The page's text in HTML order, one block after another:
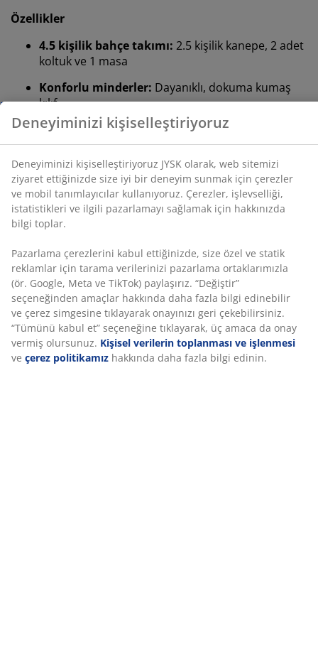
Özellikler
4.5 kişilik bahçe takımı: 2.5 kişilik kanepe, 2 adet
koltuk ve 1 masa
Konforlu minderler: Dayanıklı, dokuma kumaş
kılıf
Seramik masa üstü:Çizilmelere, lekelere ve ısıya
karşı dayanıklı
Çelik çerçeve:Sağlam ve dayanıklı
Yıkanabilir kılıf:Minder kılıfı çıkarılabilir ve
30°C’de yıkanabilir
Bahçe takımı, 2.5 kişilik bir kanepe, 2 adet koltuk ve 1
adet bahçe masasından oluşur. Uyumlu bahçe
mobilyaları, 4.5 kişiyi rahatlıkla ağırlayabilir.
Konforlu minderler
Dahil olan oturma ve sırt minderleri yüksek konfor
sunarak keyifle dinlenmenizi sağlar. Minderler,
aşınmaya karşı dayanıklı dokuma bir kumaşla kaplıdır.
Deneyiminizi kişiselleştiriyoruz
Deneyiminizi kişiselleştiriyoruz JYSK olarak, web
sitemizi ziyaret ettiğinizde size iyi bir deneyim sunmak
için çerezler ve mobil tanımlayıcılar kullanıyoruz.
sağlamak için hakkınızda bilgi toplar.
Pazarlama çerezlerini kabul ettiğinizde, size özel ve
statik reklamlar için tarama verilerinizi pazarlama
ortaklarımızla (ör. Google, Meta ve TikTok) paylaşırız.
“Değiştir” seçeneğinden amaçlar hakkında daha fazla
bilgi edinebilir ve çerez simgesine tıklayarak onayınızı
geri çekebilirsiniz. “Tümünü kabul et” seçeneğine
tıklayarak, üç amaca da onay vermiş olursunuz. Kişisel
verilerin toplanması ve işlenmesiveçerez politikamız
hakkında daha fazla bilgi edinin.